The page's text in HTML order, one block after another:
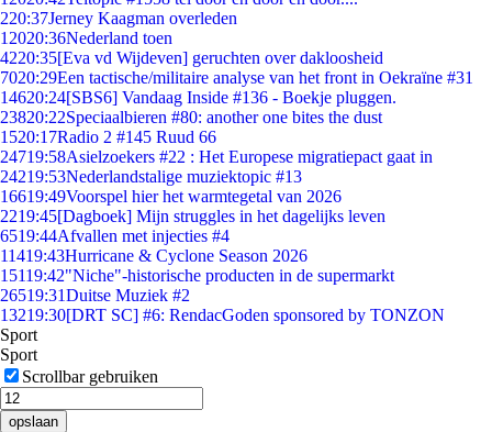
220:37Jerney Kaagman overleden
12020:36Nederland toen
4220:35[Eva vd Wijdeven] geruchten over dakloosheid
7020:29Een tactische/militaire analyse van het front in Oekraïne #31
14620:24[SBS6] Vandaag Inside #136 - Boekje pluggen.
23820:22Speciaalbieren #80: another one bites the dust
1520:17Radio 2 #145 Ruud 66
24719:58Asielzoekers #22 : Het Europese migratiepact gaat in
24219:53Nederlandstalige muziektopic #13
16619:49Voorspel hier het warmtegetal van 2026
2219:45[Dagboek] Mijn struggles in het dagelijks leven
6519:44Afvallen met injecties #4
11419:43Hurricane & Cyclone Season 2026
15119:42"Niche"-historische producten in de supermarkt
26519:31Duitse Muziek #2
13219:30[DRT SC] #6: RendacGoden sponsored by TONZON
Sport
Sport
Scrollbar gebruiken
opslaan